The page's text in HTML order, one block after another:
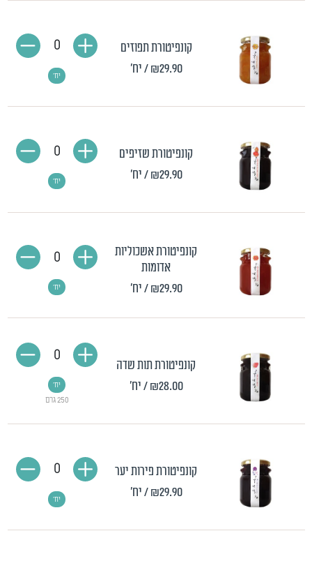
קונפיטורת תפוזים
₪29.90 / יח' יח'
0
קונפיטורת שזיפים
₪29.90 / יח' יח'
0
קונפיטורת אשכוליות
אדומות
₪29.90 / יח' יח'
0
קונפיטורת תות שדה
₪28.00 / יח'
250 גרם
יח'
0
קונפיטורת פירות יער
₪29.90 / יח' יח'
0